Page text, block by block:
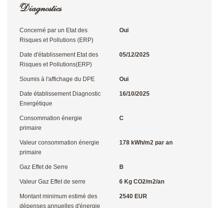
Diagnostics
Concerné par un Etat des
Risques et Pollutions (ERP)
Oui
Date d'établissement Etat des
Risques et Pollutions(ERP)
05/12/2025
Soumis à l'affichage du DPE Oui
Date établissement Diagnostic
Energétique
16/10/2025
Consommation énergie
primaire
C
Valeur consommation énergie
primaire
178 kWh/m2 par an
Gaz Effet de Serre B
Valeur Gaz Effet de serre 6 Kg CO2/m2/an
Montant minimum estimé des
dépenses annuelles d'énergie
2540 EUR